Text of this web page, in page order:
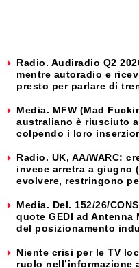
Radio. Audiradio Q2
mentre autoradio e
presto per parlare di
Media. MFW (Mad
australiano è riusciuto
colpendo i loro
Radio. UK, AA/WARC:
invece arretra a giugno
evolvere, restringono
Media. Del. 152/26/
quote GEDI ad
del posizionamento
Niente crisi per le TV
ruolo nell’informazione